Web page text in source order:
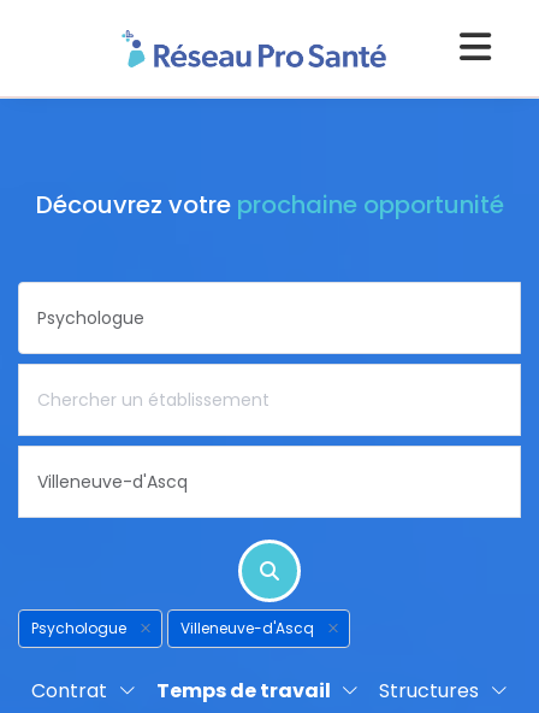
Découvrez votre prochaine opportunité
Psychologue Villeneuve-d'Ascq
Contrat Temps de travail Structures